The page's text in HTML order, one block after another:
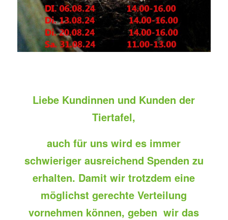
Liebe Kundinnen und Kunden der
Tiertafel,
auch für uns wird es immer
schwieriger ausreichend Spenden zu
erhalten. Damit wir trotzdem eine
möglichst gerechte Verteilung
vornehmen können, geben wir das